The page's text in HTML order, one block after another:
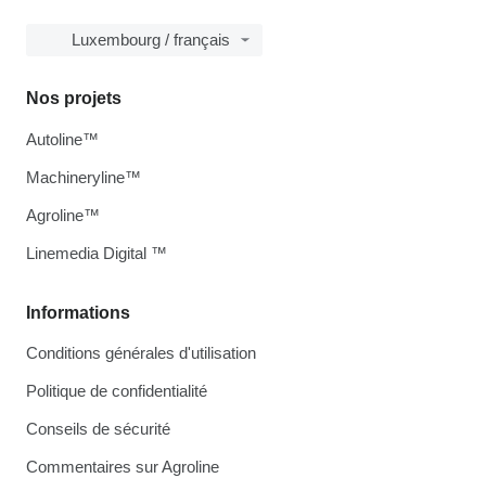
Luxembourg / français
Informations
Conditions générales d'utilisation
Politique de confidentialité
Conseils de sécurité
Commentaires sur Agroline
Nos projets
Autoline™
Machineryline™
Agroline™
Linemedia Digital ™